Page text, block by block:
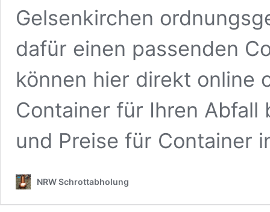
Gelsenkirchen
dafür einen passenden
können hier direkt online
Container für Ihren Abfall
und Preise für Container
NRW Schrottabholung